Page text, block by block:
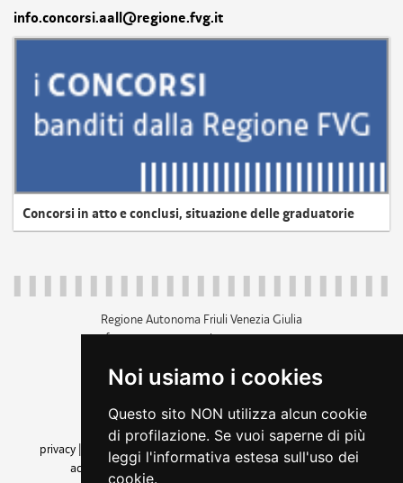
Noi usiamo i cookies
Questo sito NON utilizza alcun cookie
di profilazione. Se vuoi saperne di più
leggi l'informativa estesa sull'uso dei
cookie.
info.concorsi.aall@regione.fvg.it
Concorsi in atto e conclusi, situazione delle graduatorie
Regione Autonoma Friuli Venezia Giulia
c.f. 80014930327; p.iva 00526040324
+39 040 3771111
amministrazione trasparente
privacy
cookie |note legali accessibilità
dichiarazione di
accessibilità| feedback cambio preferenze cookie